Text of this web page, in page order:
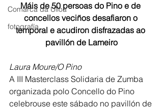
Comarca da Ulloa
fotografía
Máis de 50 persoas do Pino e de
concellos veciños desafiaron o
temporal e acudiron disfrazadas ao
pavillón de Lameiro
Laura Moure/O Pino
A III Masterclass Solidaria de Zumba
organizada polo Concello do Pino
celebrouse este sábado no pavillón de